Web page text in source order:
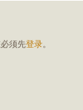
须先登录。